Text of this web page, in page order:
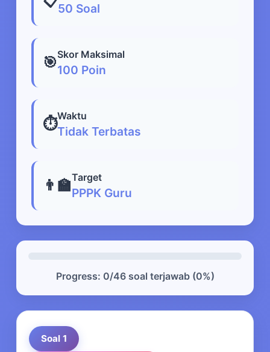
50 Soal
🎯Skor Maksimal
100 Poin
⏱️Waktu
Tidak Terbatas
👨‍🏫Target
PPPK Guru
Progress: 0/46 soal terjawab (0%)
Soal 1